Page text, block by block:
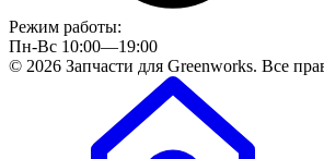
Режим работы:
Пн-Вс 10:00—19:00
© 2026 Запчасти для Greenworks. Все